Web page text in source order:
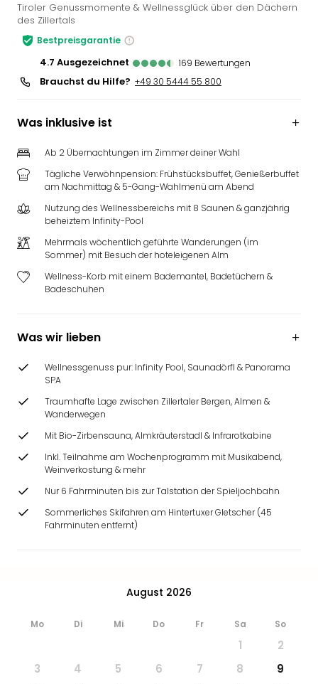
Tiroler Genussmomente & Wellnessglück über den Dächern
des Zillertals
Bestpreisgarantie
4.7 ausgezeichnet 169 Bewertungen
Brauchst du Hilfe? +49 30 5444 55 800
Was inklusive ist
Ab 2 Übernachtungen im Zimmer deiner Wahl
Tägliche Verwöhnpension: Frühstücksbuffet, Genießerbuffet
am Nachmittag & 5-Gang-Wahlmenü am Abend
Nutzung des Wellnessbereichs mit 8 Saunen & ganzjährig
beheiztem Infinity-Pool
Mehrmals wöchentlich geführte Wanderungen (im
Sommer) mit Besuch der hoteleigenen Alm
Wellness-Korb mit einem Bademantel, Badetüchern &
Badeschuhen
Was wir lieben
Wellnessgenuss pur: Infinity Pool, Saunadörfl & Panorama
SPA
Traumhafte Lage zwischen Zillertaler Bergen, Almen &
Wanderwegen
Mit Bio-Zirbensauna, Almkräuterstadl & Infrarotkabine
Inkl. Teilnahme am Wochenprogramm mit Musikabend,
Weinverkostung & mehr
Nur 6 Fahrminuten bis zur Talstation der Spieljochbahn
Sommerliches Skifahren am Hintertuxer Gletscher (45
Fahrminuten entfernt)
August 2026
Mo Di Mi Do Fr Sa So
1
2
3
4 5 6 7 8
9